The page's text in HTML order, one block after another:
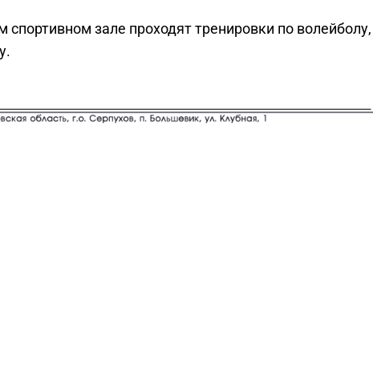
спортивном зале проходят тренировки по волейболу,